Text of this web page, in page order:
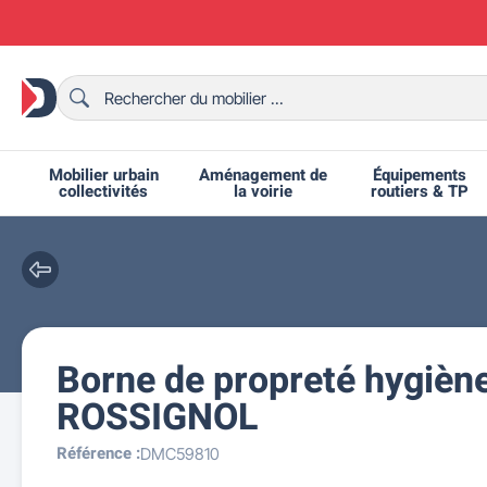
Mobilier urbain
collectivités
Bancs urbains
Aménagement de
la voirie
Bornes et potelets urbains
Équipements
routiers & TP
Ralentisseurs routiers
Grilles d'exposition
Fêtes et événements
Chaises de collectivité
Mobilier intérieur CHR
Chaises et bancs scolaires
Tables de ping-pong
Borne de propreté
ROSSIGNOL
Référence :DMC59810